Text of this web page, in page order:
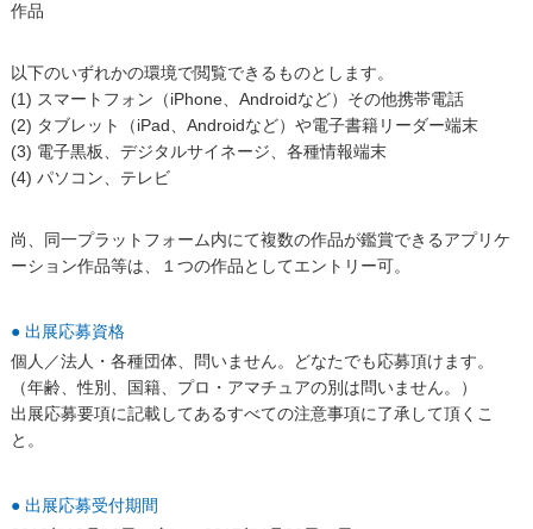
作品
以下のいずれかの環境で閲覧できるものとします。
(1) スマートフォン（iPhone、Androidなど）その他携帯電話
(2) タブレット（iPad、Androidなど）や電子書籍リーダー端末
(3) 電子黒板、デジタルサイネージ、各種情報端末
(4) パソコン、テレビ
尚、同一プラットフォーム内にて複数の作品が鑑賞できるアプリケ
ーション作品等は、１つの作品としてエントリー可。
● 出展応募資格
個人／法人・各種団体、問いません。どなたでも応募頂けます。
（年齢、性別、国籍、プロ・アマチュアの別は問いません。）
出展応募要項に記載してあるすべての注意事項に了承して頂くこ
と。
● 出展応募受付期間